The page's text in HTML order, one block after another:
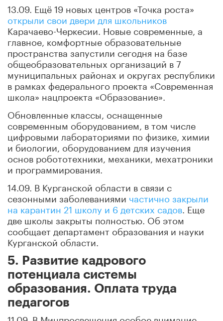
13.09. Ещё 19 новых центров «Точка роста»
открыли свои двери для школьников
Карачаево-Черкесии. Новые современные, а
главное, комфортные образовательные
пространства запустили сегодня на базе
общеобразовательных организаций в 7
муниципальных районах и округах республики
в рамках федерального проекта «Современная
школа» нацпроекта «Образование».
Обновленные классы, оснащенные
современным оборудованием, в том числе
цифровыми лабораториями по физике, химии
и биологии, оборудованием для изучения
основ робототехники, механики, мехатроники
и программирования.
14.09. В Курганской области в связи с
сезонными заболеваниями частично закрыли
на карантин 21 школу и 6 детских садов . Еще
две школы закрыты полностью. Об этом
сообщает департамент образования и науки
Курганской области.
5. Развитие кадрового
потенциала системы
образования. Оплата труда
педагогов